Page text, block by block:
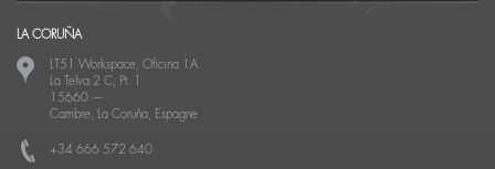
LA CORUÑA
LT51 Workspace, Oficina 1A
La Telva 2 C, Pt. 1
15660 —
Cambre, La Coruña, Espagne
+34 666 572 640